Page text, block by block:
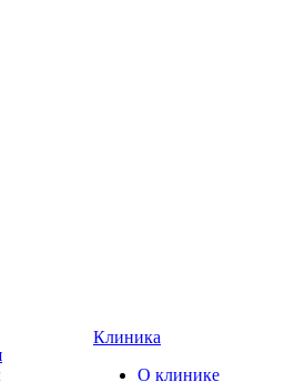
Клиника
О клинике